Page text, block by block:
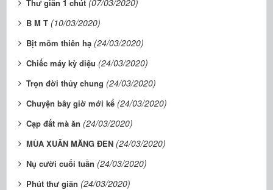
Thư giãn 1 chút
B M T (10/03/2020)
Bịt mõm thiên hạ (24/03/2020)
Chiếc máy kỳ diệu (24/03/2020)
Trọn đời thủy chung (24/03/2020)
Chuyện bây giờ mới kể (24/03/2020)
Cạp đất mà ăn (24/03/2020)
MÙA XUÂN MĂNG ĐEN (24/03/2020)
Nụ cười cuối tuần (24/03/2020)
Phút thư giãn (24/03/2020)